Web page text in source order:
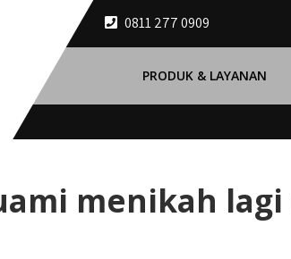
0811 277 0909
PRODUK & LAYANAN
menikah